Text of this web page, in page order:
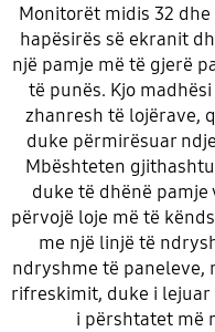
Monitorët midis 32
hapësirës së ekranit
një pamje më të gjerë
të punës. Kjo
zhanresh të lojërave,
duke përmirësuar
Mbështeten
duke të dhënë
përvojë loje më të
me një linjë të
ndryshme të paneleve,
rifreskimit, duke i
i përshtatet më